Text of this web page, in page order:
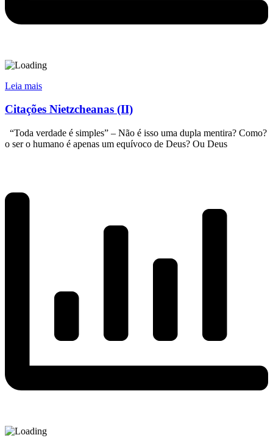
Leia mais
Citações Nietzcheanas (II)
“Toda verdade é simples” – Não é isso uma dupla mentira? Como?
o ser o humano é apenas um equívoco de Deus? Ou Deus